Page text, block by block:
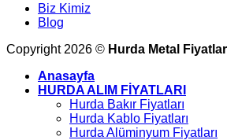
Biz Kimiz
Blog
Copyright 2026 © Hurda Metal
Anasayfa
HURDA ALIM FİYATLARI
Hurda Bakır Fiyatları
Hurda Kablo Fiyatları
Hurda Alüminyum Fiyatları